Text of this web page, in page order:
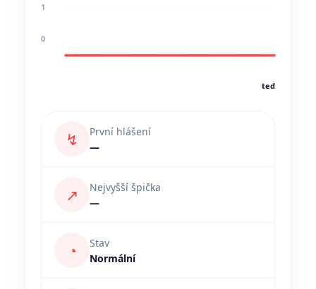
1
0
teď
↯
První hlášení
—
↗
Nejvyšší špička
—
◔
Stav
Normální